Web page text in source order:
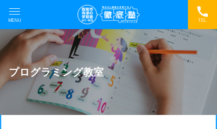
TEL
MENU
プログラミング教室